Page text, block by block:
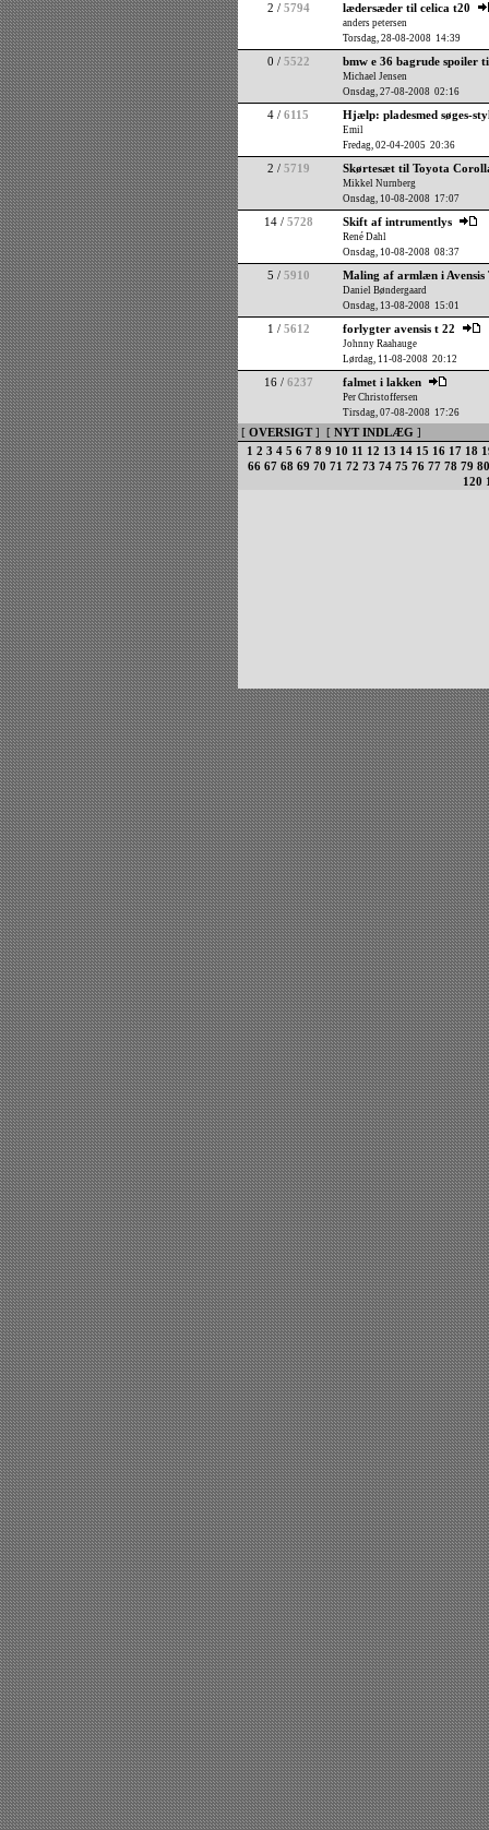
2 / 5794 lædersæder til celica t20
anders petersen
Torsdag, 28-08-2008 14:39
0 / 5522 bmw e 36 bagrude spoiler
Michael Jensen
Onsdag, 27-08-2008 02:16
4 /6115 Hjælp: pladesmed søges-
Emil
Fredag, 02-04-2005 20:36
2 / 5719 Skørtesæt til Toyota
Mikkel Nurnberg
Onsdag, 10-08-2008 17:07
14 / 5728 Skift af intrumentlys
René Dahl
Onsdag, 10-08-2008 08:37
5 / 5910 Maling af armlæn i Avensis
Daniel Bøndergaard
Onsdag, 13-08-2008 15:01
1 / 5612 forlygter avensis t 22
Johnny Raahauge
Lørdag, 11-08-2008 20:12
16 / 6237 falmet i lakken
Per Christoffersen
Tirsdag, 07-08-2008 17:26
[ OVERSIGT] [ NYT INDLÆG ]
1 2 3 4 5 6 7 8 9 10 11 12 13 14 15 16 17 18
66 67 68 69 70 71 72 73 74 75 76 77 78 79 80
120